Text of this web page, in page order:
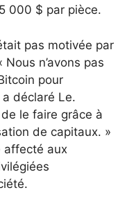
000 $ par pièce.
pas motivée par
n’avons pas
pour
déclaré Le.
le faire grâce à
de capitaux. »
affecté aux